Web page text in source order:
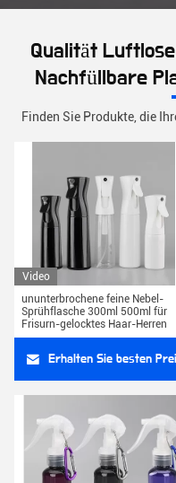
Qualität
Nachfüllbare
Finden Sie Produkte, die
Video
ununterbrochene feine Nebel-
Sprühflasche 300ml 500ml für
Frisurn-gelocktes Haar-Herren
Erhalten Sie besten